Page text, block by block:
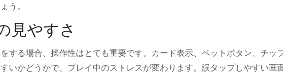
う。
見やすさ
する場合、操作性はとても重要です。カード表示、ベットボタン、チッ
いかどうかで、プレイ中のストレスが変わります。誤タップしやすい画